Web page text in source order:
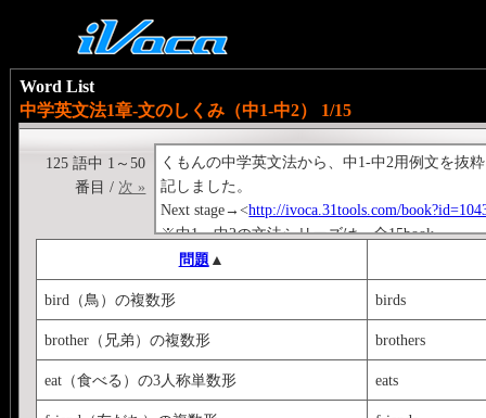
Word List
中学英文法1章-文のしくみ（中1-中2） 1/15
くもんの中学英文法から、中1-中2用例文を抜
記しました。
Next stage→<http://ivoca.31tools.com/
※中1～中2の文法シリーズは、全15book。
↓くもんの中学英単語1500シリーズもお勧めで
【基礎編】<http://ivoca.31tools.com/
125 語中 1～50
番目 / 次 »
問題 ▲
bird（鳥）の複数形 birds
brother（兄弟）の複数形 brothers
eat（食べる）の3人称単数形 eats